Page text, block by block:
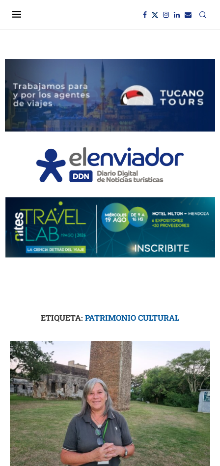
ETIQUETA: PATRIMONIO CULTURAL